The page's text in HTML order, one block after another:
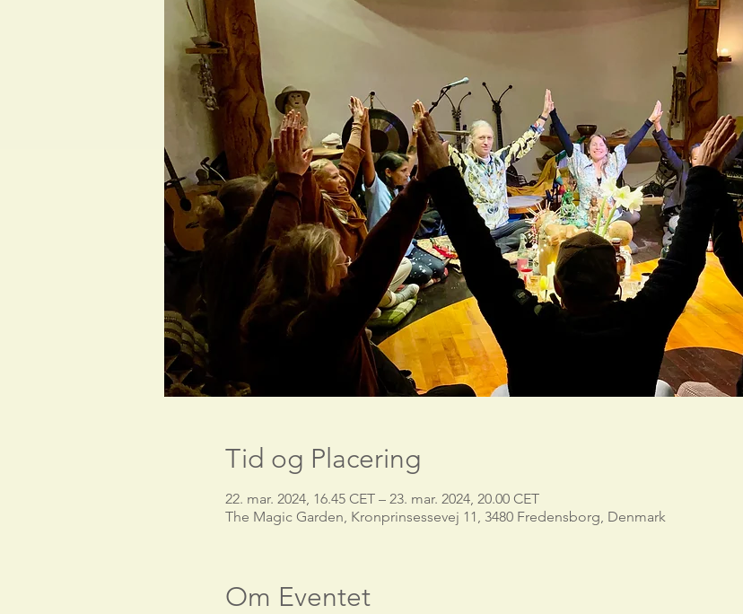
Tid og Placering
22. mar. 2024, 16.45 CET – 23. mar. 2024, 20.00 CET
The Magic Garden, Kronprinsessevej 11, 3480 Fredensborg, Denmark
Om Eventet